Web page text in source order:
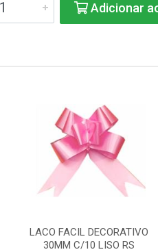
Adicionar
LACO FACIL DECORATIVO
30MM C/10 LISO RS